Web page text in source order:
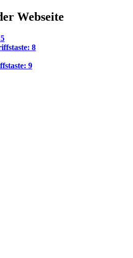
Webseite
5
8
9